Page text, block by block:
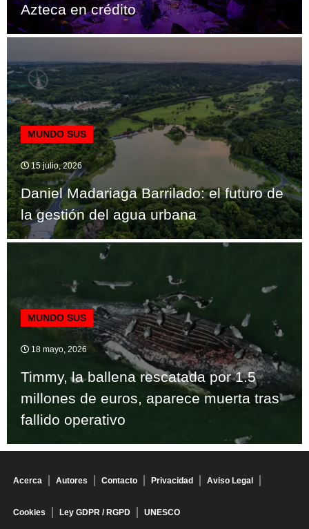
Azteca en crédito
MUNDO SUS
15 julio, 2026
Daniel Madariaga Barrilado: el futuro de
la gestión del agua urbana
MUNDO SUS
18 mayo, 2026
Timmy, la ballena rescatada por 1.5
millones de euros, aparece muerta tras
fallido operativo
Acerca Autores Contacto Privacidad Aviso Legal
Cookies Ley GDPR / RGPD UNESCO